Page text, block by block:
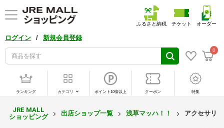
ログイン / 新規会員登録
0
ふるさと納税 チケット オーダー
ランキング カテゴリ ポイント10倍以上 クーポン 特集
JRE MALL
ショッピング
出店ショップ一覧 浅草マッハ！！ アクセサリ